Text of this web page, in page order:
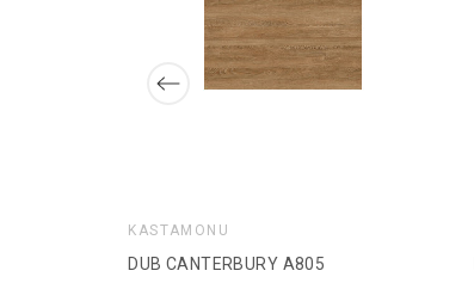
KASTAMONU
DUB CANTERBURY A805